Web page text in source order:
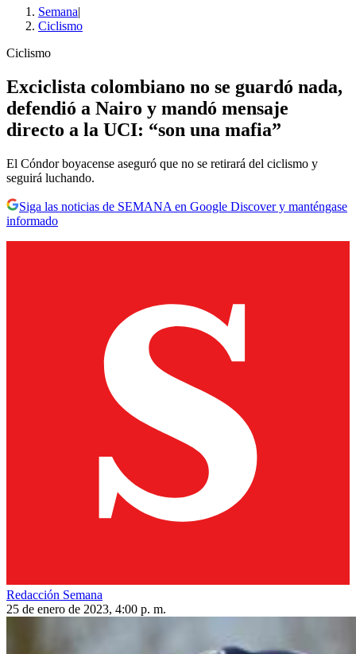
Semana|
Ciclismo
Ciclismo
Exciclista colombiano no se guardó nada,
defendió a Nairo y mandó mensaje
directo a la UCI: “son una mafia”
El Cóndor boyacense aseguró que no se retirará del ciclismo y
seguirá luchando.
Siga las noticias de SEMANA en Google Discover y manténgase
informado
Redacción Semana
25 de enero de 2023, 4:00 p. m.